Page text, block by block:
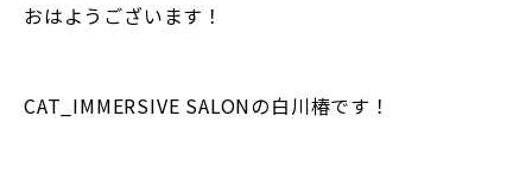
おはようございます！
CAT_IMMERSIVE SALONの白川椿です！